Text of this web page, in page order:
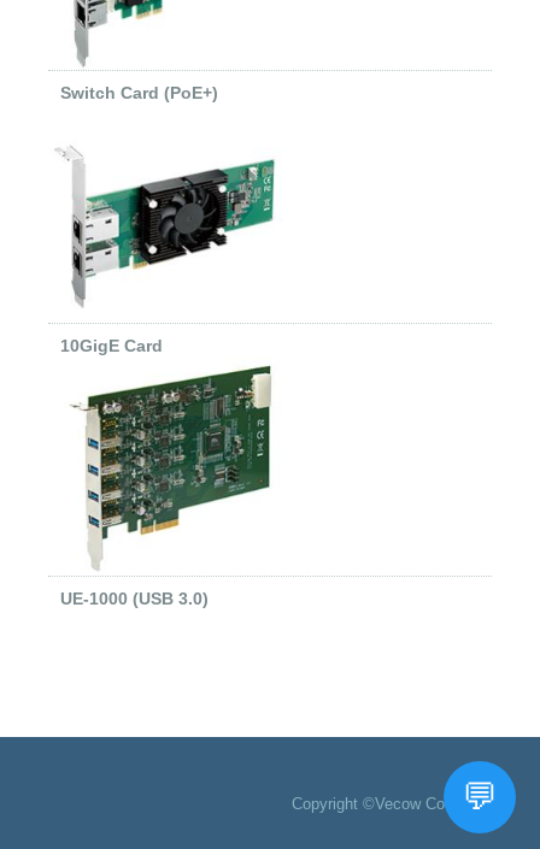
Switch Card (PoE+)
10GigE Card
UE-1000 (USB 3.0)
Copyright ©Vecow Co., Ltd.